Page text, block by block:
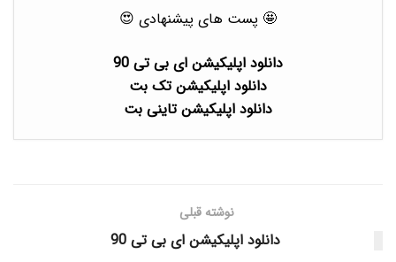
🤩 پست های پیشنهادی 😍
دانلود اپلیکیشن ای بی تی 90
دانلود اپلیکیشن تک بت
دانلود اپلیکیشن تاینی بت
نوشته قبلی
دانلود اپلیکیشن ای بی تی 90